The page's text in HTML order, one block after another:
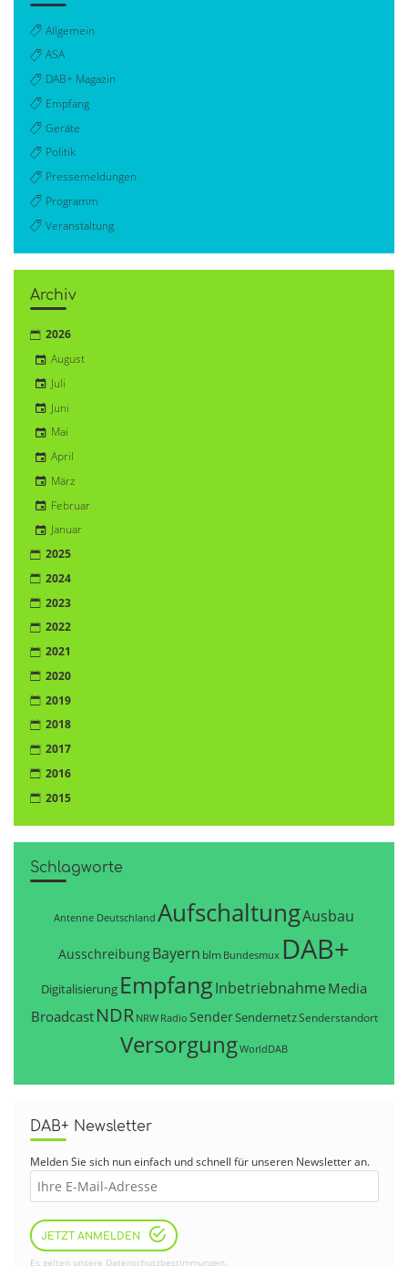
Allgemein
ASA
DAB+ Magazin
Empfang
Geräte
Politik
Pressemeldungen
Programm
Veranstaltung
Archiv
2026
August
Juli
Juni
Mai
April
März
Februar
Januar
2025
2024
2023
2022
2021
2020
2019
2018
2017
2016
2015
Schlagworte
Antenne Deutschland AufschaltungAusbau
AusschreibungBayern blm Bundesmux DAB+
Digitalisierung EmpfangInbetriebnahme Media
Broadcast NDR NRW Radio SenderSendernetzSenderstandort
VersorgungWorldDAB
DAB+ Newsletter
Melden Sie sich nun einfach und schnell für unseren Newsletter an.
JETZT ANMELDEN
Es gelten unsere Datenschutzbestimmungen.